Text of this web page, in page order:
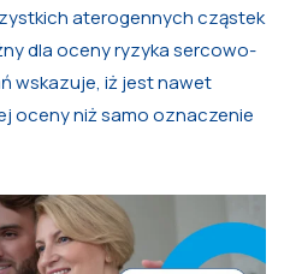
aterogennych cząstek
dla oceny ryzyka sercowo-
wskazuje, iż jest nawet
oceny niż samo oznaczenie